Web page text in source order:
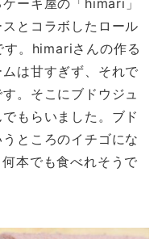
ーキ屋の「himari」
とコラボしたロール
す。himariさんの作る
は甘すぎず、それで
。そこにブドウジュ
もらいました。ブド
ところのイチゴにな
本でも食べれそうで